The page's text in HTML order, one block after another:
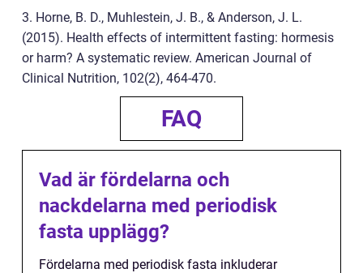
3. Horne, B. D., Muhlestein, J. B., & Anderson, J. L.
(2015). Health effects of intermittent fasting: hormesis
or harm? A systematic review. American Journal of
Clinical Nutrition, 102(2), 464-470.
FAQ
Vad är fördelarna och
nackdelarna med periodisk
fasta upplägg?
Fördelarna med periodisk fasta inkluderar